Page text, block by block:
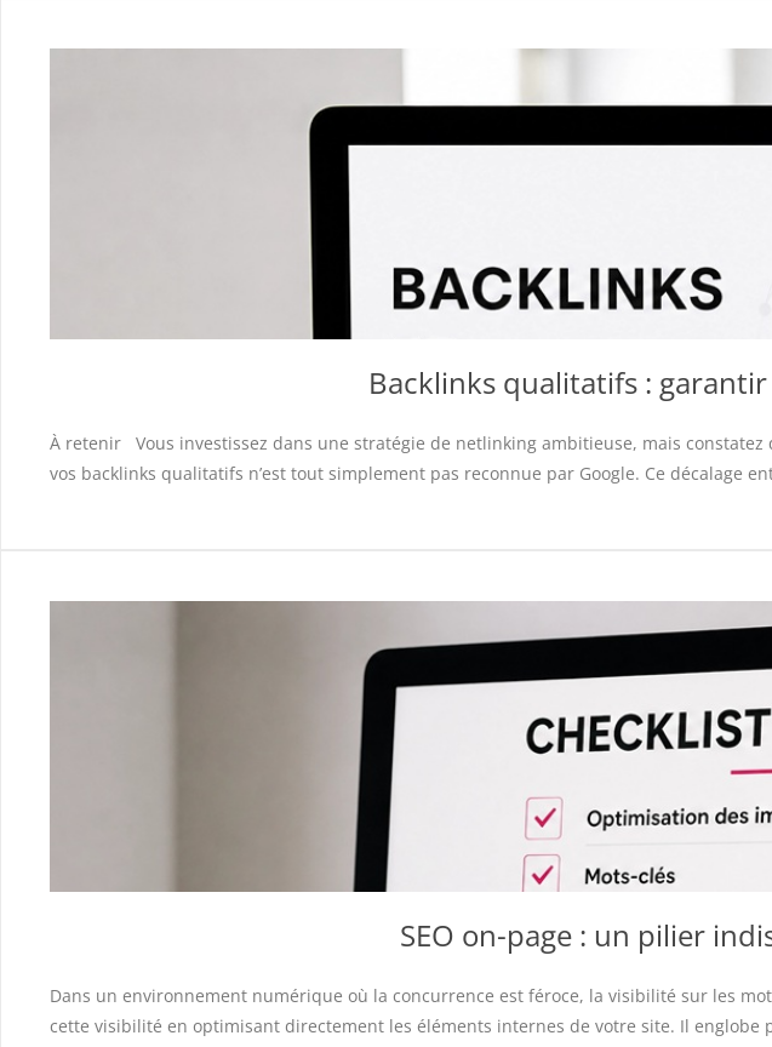
Backlinks qualitatifs :
À retenir Vous investissez dans une stratégie de netlinking ambitieuse, mais
vos backlinks qualitatifs n’est tout simplement pas reconnue par Google. Ce
SEO on-page : un pilier
Dans un environnement numérique où la concurrence est féroce, la visibilité sur les
cette visibilité en optimisant directement les éléments internes de votre site. Il